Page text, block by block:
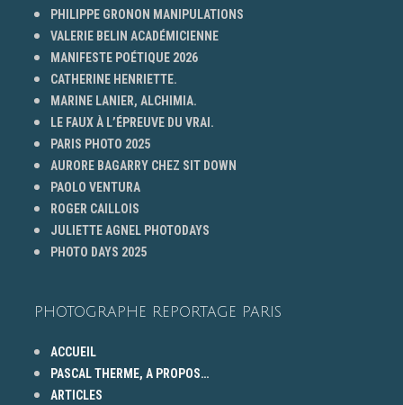
PHILIPPE GRONON MANIPULATIONS
VALERIE BELIN ACADÉMICIENNE
MANIFESTE POÉTIQUE 2026
CATHERINE HENRIETTE.
MARINE LANIER, ALCHIMIA.
LE FAUX À L’ÉPREUVE DU VRAI.
PARIS PHOTO 2025
AURORE BAGARRY CHEZ SIT DOWN
PAOLO VENTURA
ROGER CAILLOIS
JULIETTE AGNEL PHOTODAYS
PHOTO DAYS 2025
PHOTOGRAPHE REPORTAGE PARIS
ACCUEIL
PASCAL THERME, A PROPOS…
ARTICLES